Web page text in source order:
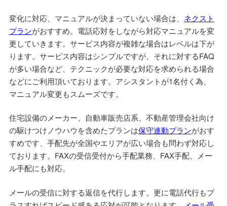
変化に対応、マニュアルが決まっていない場合は、 ネクスト
プランがおすすめ。電話応対をしながら対応マニュアルを変
更していきます。サービス内容が複雑な場合はレベルは下が
ります。サービス内容はシンプルですが、それに対するFAQ
が多い場合など、テクニックが必要な対応を求められる場合
などにご利用頂いております。アシスタントが1名付く為、
マニュアル変更もスムーズです。
住宅設備のメーカー、自動車販売店系、不動産管理会社向け
の駆けつけノウハウを含めたプランは保守連動プランがおす
すめです、手配先が全国やエリアが広い場合も問わず対応し
ております。FAXの受信受付から手配業務、FAX手配、メー
ル手配にも対応。
メールの受信に対する返信を代行します。更に電話代行もプ